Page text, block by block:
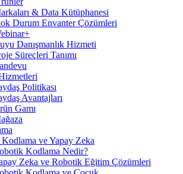
& Data Kütüphanesi
Durum Envanter Çözümleri
Danışmanlık Hizmeti
Süreçleri Tanımı
Politikası
Avantajları
Gamı
ve Yapay Zeka
Kodlama Nedir?
Zeka ve Robotik Eğitim Çözümleri